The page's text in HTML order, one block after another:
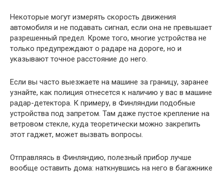
Некоторые могут измерять скорость движения
автомобиля и не подавать сигнал, если она не превышает
разрешенный предел. Кроме того, многие устройства не
только предупреждают о радаре на дороге, но и
указывают точное расстояние до него.
Если вы часто выезжаете на машине за границу, заранее
узнайте, как полиция отнесется к наличию у вас в машине
радар-детектора. К примеру, в Финляндии подобные
устройства под запретом. Там даже пустое крепление на
ветровом стекле, куда теоретически можно закрепить
этот гаджет, может вызвать вопросы.
Отправляясь в Финляндию, полезный прибор лучше
вообще оставить дома: наткнувшись на него в багажнике